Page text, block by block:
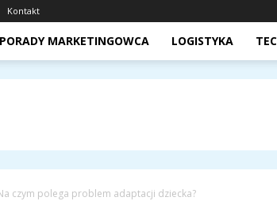
Kontakt
PORADY MARKETINGOWCA LOGISTYKA
czym polega problem adaptacji dziecka?